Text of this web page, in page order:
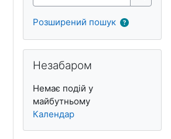
Знайти
Розширений пошук
Незабаром
Немає подій у
майбутньому
Календар